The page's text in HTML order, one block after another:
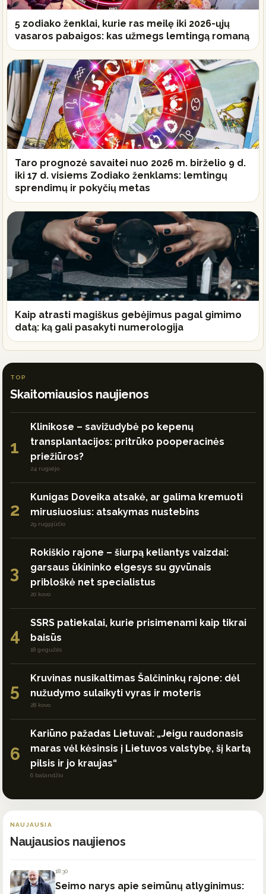
5 zodiako ženklai, kurie ras meilę iki 2026-ųjų
vasaros pabaigos: kas užmegs lemtingą romaną
Taro prognozė savaitei nuo 2026 m. birželio 9 d.
iki 17 d. visiems Zodiako ženklams: lemtingų
sprendimų ir pokyčių metas
Kaip atrasti magiškus gebėjimus pagal gimimo
datą: ką gali pasakyti numerologija
TOP
Skaitomiausios naujienos
1
Klinikose – savižudybė po kepenų
transplantacijos: pritrūko pooperacinės
priežiūros?
24 rugsėjo
2
Kunigas Doveika atsakė, ar galima kremuoti
mirusiuosius: atsakymas nustebins
29 rugpjūčio
3
Rokiškio rajone – šiurpą keliantys vaizdai:
garsaus ūkininko elgesys su gyvūnais
pribloškė net specialistus
20 kovo
4
SSRS patiekalai, kurie prisimenami kaip tikrai
baisūs
18 gegužės
5
Kruvinas nusikaltimas Šalčininkų rajone: dėl
nužudymo sulaikyti vyras ir moteris
28 kovo
6
Kariūno pažadas Lietuvai: „Jeigu raudonasis
maras vėl kėsinsis į Lietuvos valstybę, šį kartą
pilsis ir jo kraujas“
6 balandžio
NAUJAUSIA
Naujausios naujienos
18:30
Seimo narys apie seimūnų atlyginimus: